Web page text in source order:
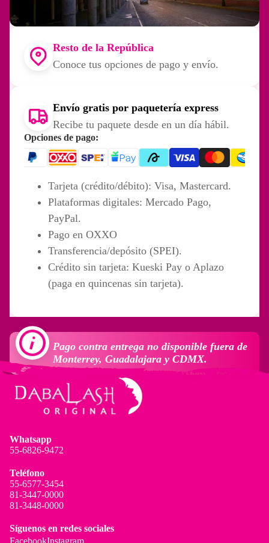
Resto de la República
Conoce tus opciones de pago y envío.
Envío gratis por paquetería express
Recibe tu paquete desde en un día hábil.
Opciones de pago:
Tarjeta (crédito/débito): Visa, Mastercard.
Plataformas digitales: Mercado Pago,
PayPal.
Pago en OXXO
Transferencia/depósito (SPEI).
Crédito sin tarjeta: Kueski Pay o Aplazo
(paga en quincenas sin tarjeta).
Pago contra entrega no disponible fuera de
Monterrey, Guadalajara y CDMX.
Whatsapp
55-6826-9472
Teléfono
55-6577-3454
81-3447-0000
81-3448-0000
Síguenos en redes sociales